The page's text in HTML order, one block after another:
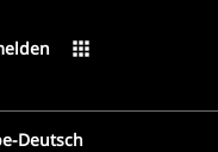
apps
Deutsch